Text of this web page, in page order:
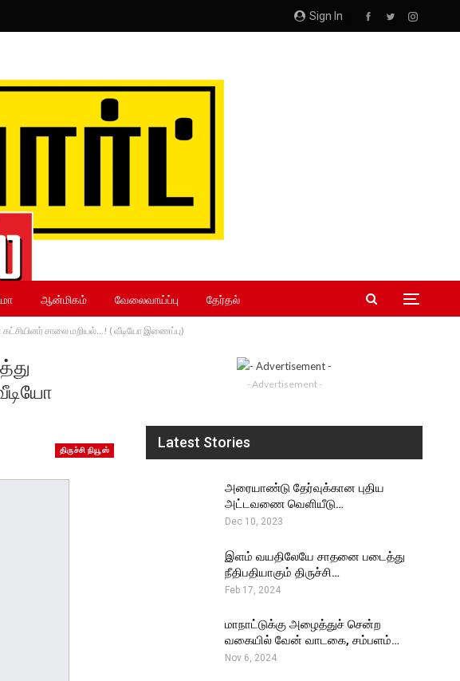
Sign In
ஆன்மிகம் வேலைவாய்ப்பு தேர்தல்
கட்சியினர் சாலை மறியல்…! ( வீடியோ இணைப்பு)
திருச்சி நியூஸ்
- Advertisement -
Latest Stories
அரையாண்டு தேர்வுக்கான புதிய
அட்டவணை வெளியீடு…
Dec 10, 2023
இளம் வயதிலேயே சாதனை படைத்து
நீதிபதியாகும் திருச்சி…
Feb 17, 2024
மாநாட்டுக்கு அழைத்துச் சென்ற
வகையில் வேன் வாடகை, சம்பளம்…
Nov 6, 2024